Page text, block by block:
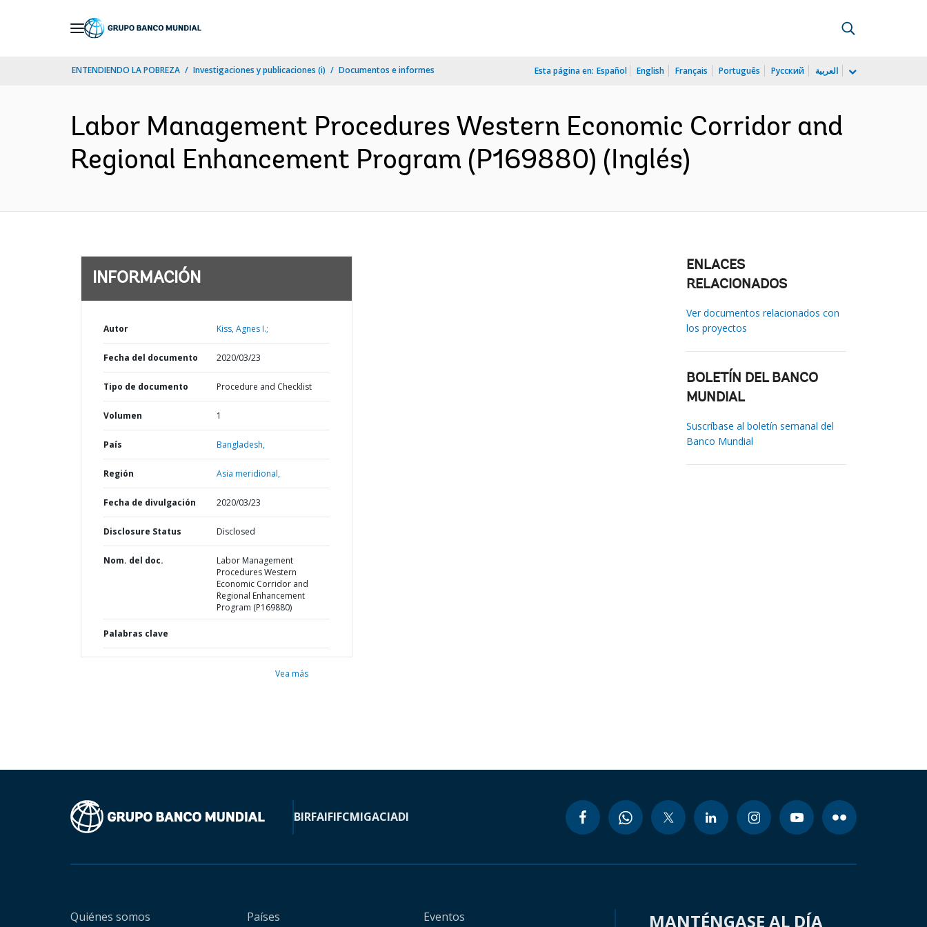
ENTENDIENDO LA POBREZA Investigaciones y publicaciones (i) Documentos e informes Esta página en: Español English Français Português Русский العربية
Labor Management Procedures Western Economic Corridor and
Regional Enhancement Program (P169880) (Inglés)
INFORMACIÓN
Autor Kiss, Agnes I.;
Fecha del documento 2020/03/23
Tipo de documento Procedure and Checklist
Volumen 1
País Bangladesh,
Región Asia meridional,
Fecha de divulgación 2020/03/23
Disclosure Status Disclosed
Nom. del doc.
Labor Management
Procedures Western
Economic Corridor and
Regional Enhancement
Program (P169880)
Palabras clave
Vea más
ENLACES
RELACIONADOS
Ver documentos relacionados con
los proyectos
BOLETÍN DEL BANCO
MUNDIAL
Suscríbase al boletín semanal del
Banco Mundial
BIRFAIFIFCMIGACIADI
Quiénes somos Países Eventos MANTÉNGASE AL DÍA